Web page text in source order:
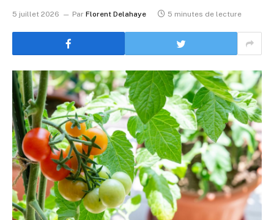
5 juillet 2026 Par Florent Delahaye 5 minutes de lecture